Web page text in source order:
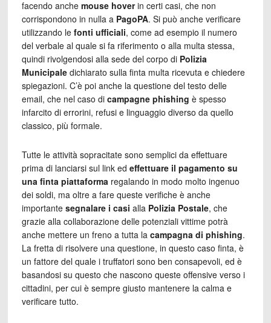
facendo anche mouse hoverin certi casi, che non
corrispondono in nulla a PagoPA. Si può anche verificare
utilizzando le fonti ufficiali, come ad esempio il numero
del verbale al quale si fa riferimento o alla multa stessa,
quindi rivolgendosi alla sede del corpo di Polizia
Municipaledichiarato sulla finta multa ricevuta e chiedere
spiegazioni. C’è poi anche la questione del testo delle
email, che nel caso di campagne phishing è spesso
infarcito di errorini, refusi e linguaggio diverso da quello
classico, più formale.
Tutte le attività sopracitate sono semplici da effettuare
prima di lanciarsi sul link ed effettuare il pagamento su
una finta piattaforma regalando in modo molto ingenuo
dei soldi, ma oltre a fare queste verifiche è anche
importante segnalare i casi alla Polizia Postale, che
grazie alla collaborazione delle potenziali vittime potrà
anche mettere un freno a tutta la campagna di phishing.
La fretta di risolvere una questione, in questo caso finta, è
un fattore del quale i truffatori sono ben consapevoli, ed è
basandosi su questo che nascono queste offensive verso i
cittadini, per cui è sempre giusto mantenere la calma e
verificare tutto.